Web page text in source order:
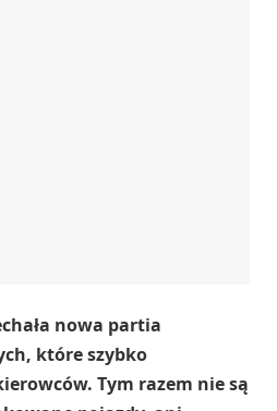
nowa partia
które szybko
Tym razem nie są